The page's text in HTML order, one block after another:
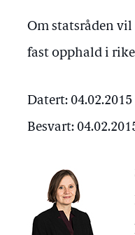
Om statsråden
fast opphald i
Datert: 04.02.2015
Besvart: